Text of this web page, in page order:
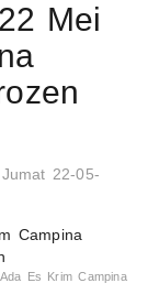
Mei
Jumat 22-05-
Es Krim Campina